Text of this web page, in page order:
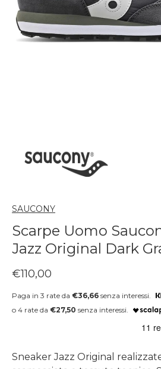
SAUCONY
Scarpe Uomo
Jazz Original Dark
Prezzo regolare
€110,00
Paga in 3 rate da €36,66 senza interessi.
o 4 rate da €27,50 senza interessi.
Sneaker Jazz Original